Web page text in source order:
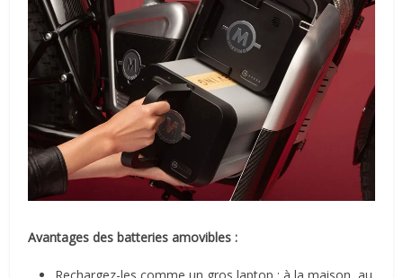
Avantages des batteries amovibles :